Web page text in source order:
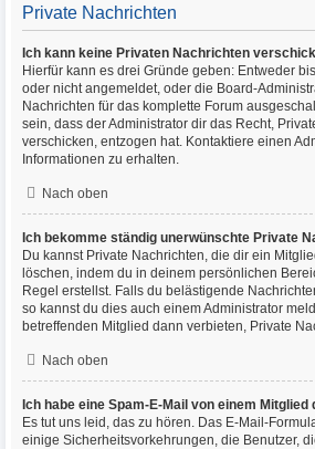
Private Nachrichten
Ich kann keine Privaten Nachrichten
Hierfür kann es drei Gründe geben: Entweder
oder nicht angemeldet, oder die Board-
Nachrichten für das komplette Forum
sein, dass der Administrator dir das Recht,
verschicken, entzogen hat. Kontaktiere einen
Informationen zu erhalten.
Nach oben
Ich bekomme ständig unerwünschte Private
Du kannst Private Nachrichten, die dir ein
löschen, indem du in deinem persönlichen
Regel erstellst. Falls du belästigende
so kannst du dies auch einem Administrator
betreffenden Mitglied dann verbieten, Private
Nach oben
Ich habe eine Spam-E-Mail von einem
Es tut uns leid, das zu hören. Das E-Mail-
einige Sicherheitsvorkehrungen, die Benutzer,